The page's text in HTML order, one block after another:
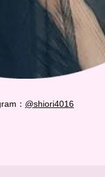
： @shiori4016